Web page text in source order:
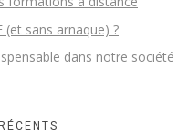
sans arnaque) ?
dans notre société